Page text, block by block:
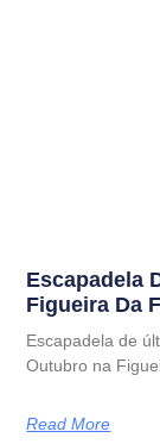
Escapadela
Figueira Da
Escapadela de
Outubro na
Read More